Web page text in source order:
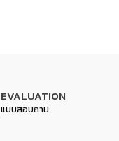
EVALUATION
แบบสอบถาม